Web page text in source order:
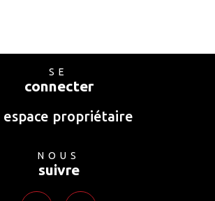
SE
connecter
espace propriétaire
NOUS
suivre